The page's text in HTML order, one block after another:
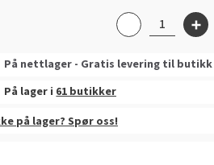
På nettlager - Gratis levering til butikk
På lager i61 butikker
på lager? Spør oss!